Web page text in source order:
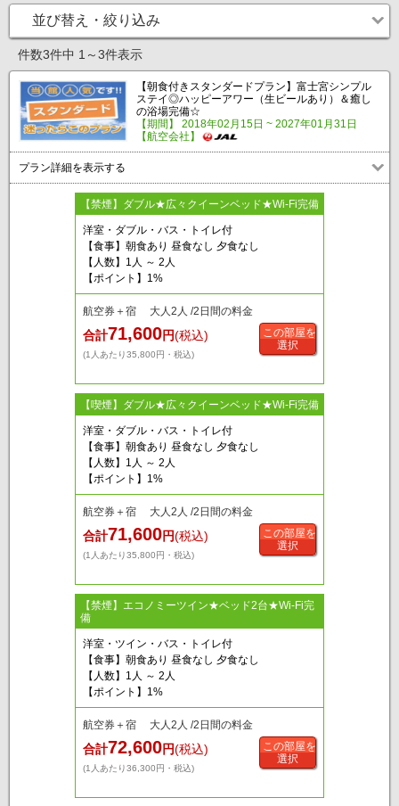
並び替え・絞り込み
件数3件中 1～3件表示
【朝食付きスタンダードプラン】富士宮シンプル
ステイ◎ハッピーアワー（生ビールあり）＆癒し
の浴場完備☆
【期間】 2018年02月15日 ~ 2027年01月31日
【航空会社】
プラン詳細を表示する
【禁煙】ダブル★広々クイーンベッド★Wi-Fi完備
洋室・ダブル・バス・トイレ付
【食事】朝食あり 昼食なし 夕食なし
【人数】1人 ～ 2人
【ポイント】1%
航空券＋宿 大人2人 /2日間の料金
合計71,600円(税込)
(1人あたり35,800円・税込)
この部屋を
選択
【喫煙】ダブル★広々クイーンベッド★Wi-Fi完備
洋室・ダブル・バス・トイレ付
【食事】朝食あり 昼食なし 夕食なし
【人数】1人 ～ 2人
【ポイント】1%
航空券＋宿 大人2人 /2日間の料金
合計71,600円(税込)
(1人あたり35,800円・税込)
この部屋を
選択
【禁煙】エコノミーツイン★ベッド2台★Wi-Fi完
備
洋室・ツイン・バス・トイレ付
【食事】朝食あり 昼食なし 夕食なし
【人数】1人 ～ 2人
【ポイント】1%
航空券＋宿 大人2人 /2日間の料金
合計72,600円(税込)
(1人あたり36,300円・税込)
この部屋を
選択